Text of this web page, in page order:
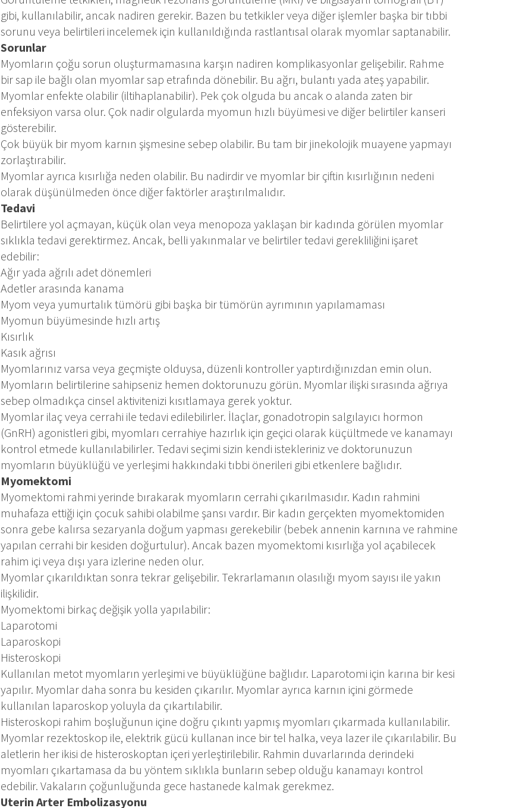
gibi, kullanılabilir, ancak nadiren gerekir. Bazen bu tetkikler veya diğer işlemler başka bir tıbbi
sorunu veya belirtileri incelemek için kullanıldığında rastlantısal olarak myomlar saptanabilir.
Sorunlar
Myomların çoğu sorun oluşturmamasına karşın nadiren komplikasyonlar gelişebilir. Rahme
bir sap ile bağlı olan myomlar sap etrafında dönebilir. Bu ağrı, bulantı yada ateş yapabilir.
Myomlar enfekte olabilir (iltihaplanabilir). Pek çok olguda bu ancak o alanda zaten bir
enfeksiyon varsa olur. Çok nadir olgularda myomun hızlı büyümesi ve diğer belirtiler kanseri
gösterebilir.
Çok büyük bir myom karnın şişmesine sebep olabilir. Bu tam bir jinekolojik muayene yapmayı
zorlaştırabilir.
Myomlar ayrıca kısırlığa neden olabilir. Bu nadirdir ve myomlar bir çiftin kısırlığının nedeni
olarak düşünülmeden önce diğer faktörler araştırılmalıdır.
Tedavi
Belirtilere yol açmayan, küçük olan veya menopoza yaklaşan bir kadında görülen myomlar
sıklıkla tedavi gerektirmez. Ancak, belli yakınmalar ve belirtiler tedavi gerekliliğini işaret
edebilir:
Ağır yada ağrılı adet dönemleri
Adetler arasında kanama
Myom veya yumurtalık tümörü gibi başka bir tümörün ayrımının yapılamaması
Myomun büyümesinde hızlı artış
Kısırlık
Kasık ağrısı
Myomlarınız varsa veya geçmişte olduysa, düzenli kontroller yaptırdığınızdan emin olun.
Myomların belirtilerine sahipseniz hemen doktorunuzu görün. Myomlar ilişki sırasında ağrıya
sebep olmadıkça cinsel aktivitenizi kısıtlamaya gerek yoktur.
Myomlar ilaç veya cerrahi ile tedavi edilebilirler. İlaçlar, gonadotropin salgılayıcı hormon
(GnRH) agonistleri gibi, myomları cerrahiye hazırlık için geçici olarak küçültmede ve kanamayı
kontrol etmede kullanılabilirler. Tedavi seçimi sizin kendi istekleriniz ve doktorunuzun
myomların büyüklüğü ve yerleşimi hakkındaki tıbbi önerileri gibi etkenlere bağlıdır.
Myomektomi
Myomektomi rahmi yerinde bırakarak myomların cerrahi çıkarılmasıdır. Kadın rahmini
muhafaza ettiği için çocuk sahibi olabilme şansı vardır. Bir kadın gerçekten myomektomiden
sonra gebe kalırsa sezaryanla doğum yapması gerekebilir (bebek annenin karnına ve rahmine
yapılan cerrahi bir kesiden doğurtulur). Ancak bazen myomektomi kısırlığa yol açabilecek
rahim içi veya dışı yara izlerine neden olur.
Myomlar çıkarıldıktan sonra tekrar gelişebilir. Tekrarlamanın olasılığı myom sayısı ile yakın
ilişkilidir.
Myomektomi birkaç değişik yolla yapılabilir:
Laparotomi
Laparoskopi
Histeroskopi
Kullanılan metot myomların yerleşimi ve büyüklüğüne bağlıdır. Laparotomi için karına bir kesi
yapılır. Myomlar daha sonra bu kesiden çıkarılır. Myomlar ayrıca karnın içini görmede
kullanılan laparoskop yoluyla da çıkartılabilir.
Histeroskopi rahim boşluğunun içine doğru çıkıntı yapmış myomları çıkarmada kullanılabilir.
Myomlar rezektoskop ile, elektrik gücü kullanan ince bir tel halka, veya lazer ile çıkarılabilir. Bu
aletlerin her ikisi de histeroskoptan içeri yerleştirilebilir. Rahmin duvarlarında derindeki
myomları çıkartamasa da bu yöntem sıklıkla bunların sebep olduğu kanamayı kontrol
edebilir. Vakaların çoğunluğunda gece hastanede kalmak gerekmez.
Uterin Arter Embolizasyonu